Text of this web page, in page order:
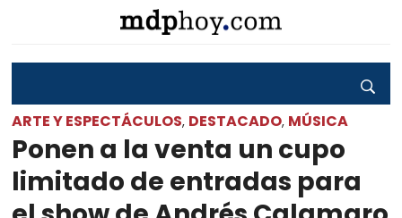
ARTE Y ESPECTÁCULOS, DESTACADO, MÚSICA
Ponen a la venta un cupo
limitado de entradas para